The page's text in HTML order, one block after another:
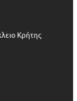
Κρήτης